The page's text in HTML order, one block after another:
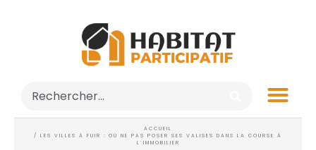
ACCUEIL
/ LES VILLES À FUIR : OÙ NE PAS POSER SES VALISES DANS LA COURSE À
L’IMMOBILIER